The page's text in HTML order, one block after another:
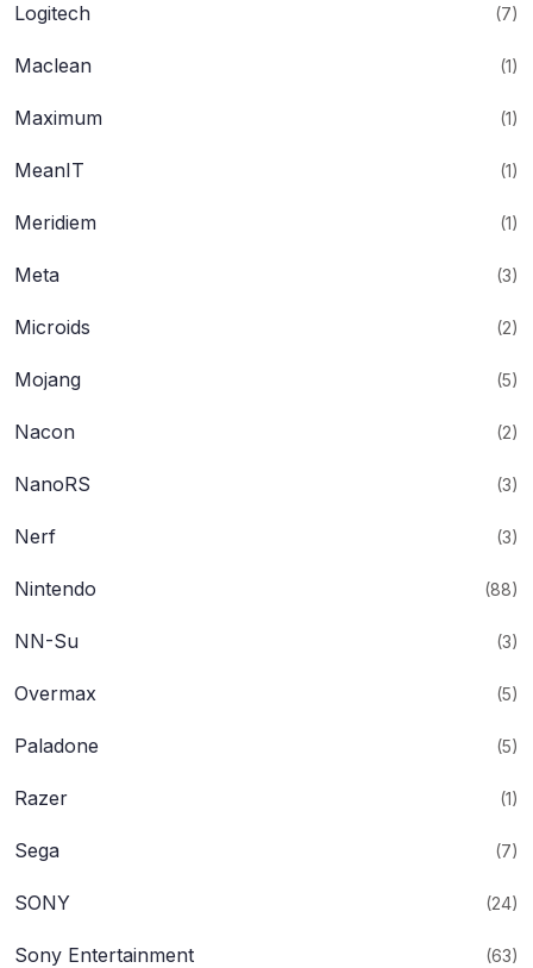
Logitech (7)
Maclean (1)
Maximum (1)
MeanIT (1)
Meridiem (1)
Meta (3)
Microids (2)
Mojang (5)
Nacon (2)
NanoRS (3)
Nerf (3)
Nintendo (88)
NN-Su (3)
Overmax (5)
Paladone (5)
Razer (1)
Sega (7)
SONY (24)
Sony Entertainment (63)